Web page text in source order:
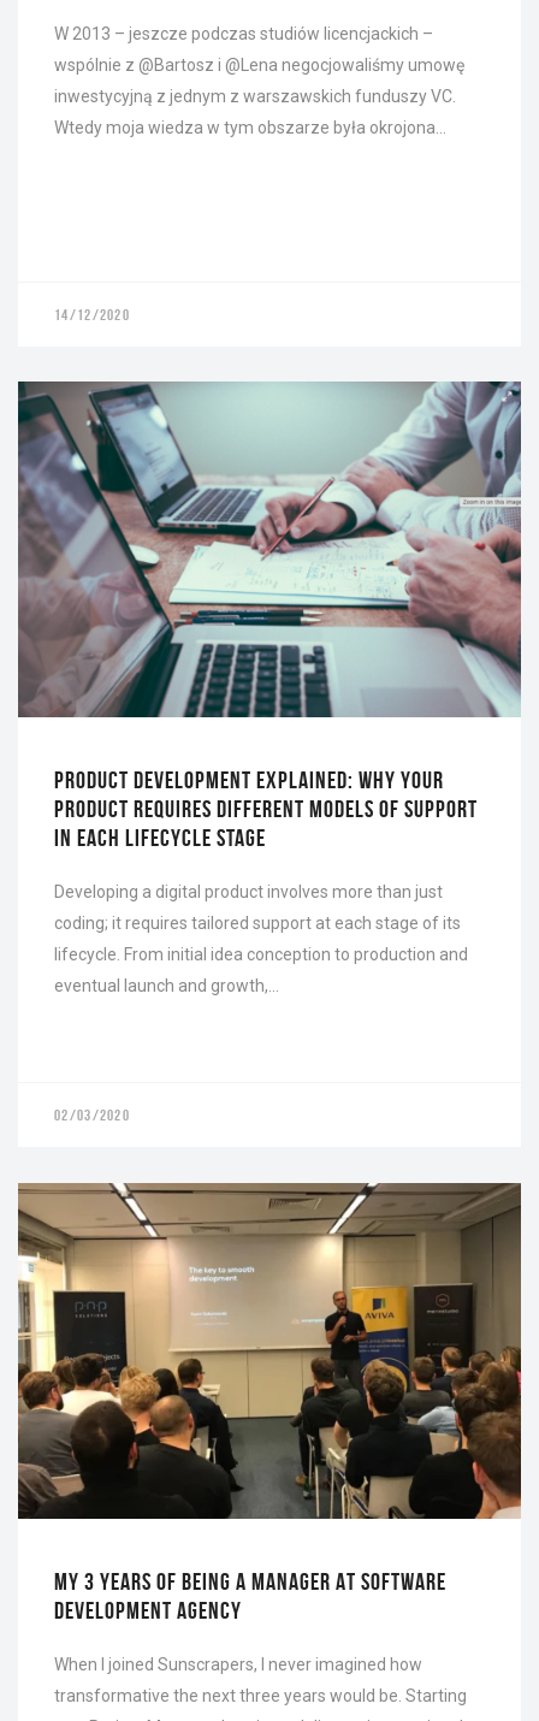
W 2013 – jeszcze podczas studiów licencjackich –
wspólnie z @Bartosz i @Lena negocjowaliśmy umowę
inwestycyjną z jednym z warszawskich funduszy VC.
Wtedy moja wiedza w tym obszarze była okrojona…
14/12/2020
PRODUCT DEVELOPMENT EXPLAINED: WHY YOUR
PRODUCT REQUIRES DIFFERENT MODELS OF SUPPORT
IN EACH LIFECYCLE STAGE
Developing a digital product involves more than just
coding; it requires tailored support at each stage of its
lifecycle. From initial idea conception to production and
eventual launch and growth,…
02/03/2020
MY 3 YEARS OF BEING A MANAGER AT SOFTWARE
DEVELOPMENT AGENCY
When I joined Sunscrapers, I never imagined how
transformative the next three years would be. Starting